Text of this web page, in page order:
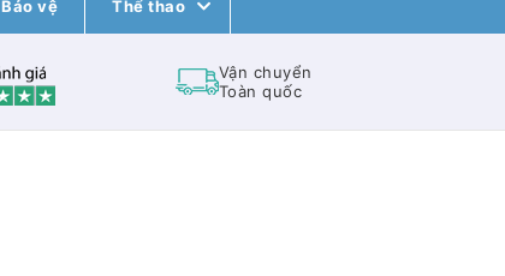
Bảo vệ Thể thao
Vận chuyển
Toàn quốc